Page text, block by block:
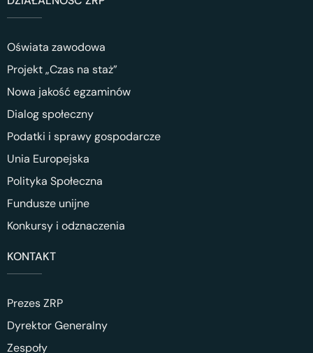
Oświata zawodowa
Projekt „Czas na staż”
Nowa jakość egzaminów
Dialog społeczny
Podatki i sprawy gospodarcze
Unia Europejska
Polityka Społeczna
Fundusze unijne
Konkursy i odznaczenia
KONTAKT
Prezes ZRP
Dyrektor Generalny
Zespoły